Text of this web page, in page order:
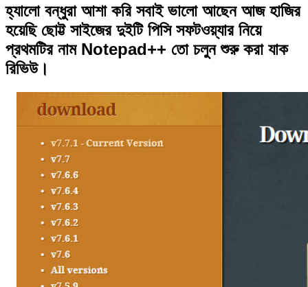
হ্যালো বন্ধুরা আশা করি সবাই ভালো আছেন আজ হাজির
হয়েছি ছোট্ট সাইজের দুইটি পিসি সফটওয়্যার নিয়ে
প্রথমটির নাম Notepad++ তো চলুন শুরু করা যাক
রিভিউ।